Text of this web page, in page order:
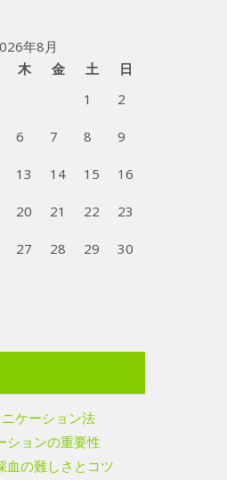
年8月
木 金 土
日
1
2
6 7 8 9
13 14 15 16
20 21 22 23
27 28 29 30
ケーション法
ションの重要性
血の難しさとコツ